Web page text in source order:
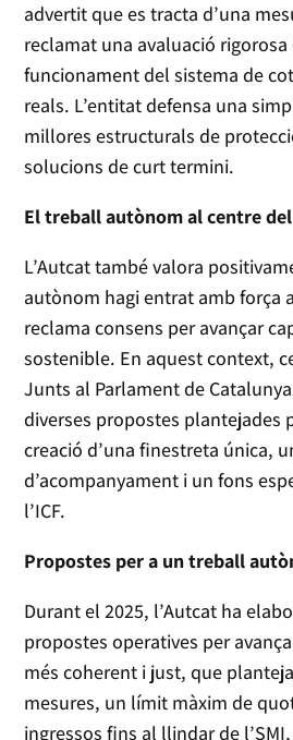
advertit que es tracta d’una
reclamat una avaluació
funcionament del sistema de
reals. L’entitat defensa una
millores estructurals de
solucions de curt termini.
El treball autònom al centre
L’Autcat també valora
autònom hagi entrat amb força
reclama consens per avançar
sostenible. En aquest context,
Junts al Parlament de
diverses propostes plantejades
creació d’una finestreta única,
d’acompanyament i un fons
l’ICF.
Propostes per a un treball
Durant el 2025, l’Autcat ha
propostes operatives per
més coherent i just, que
mesures, un límit màxim de
ingressos fins al llindar de